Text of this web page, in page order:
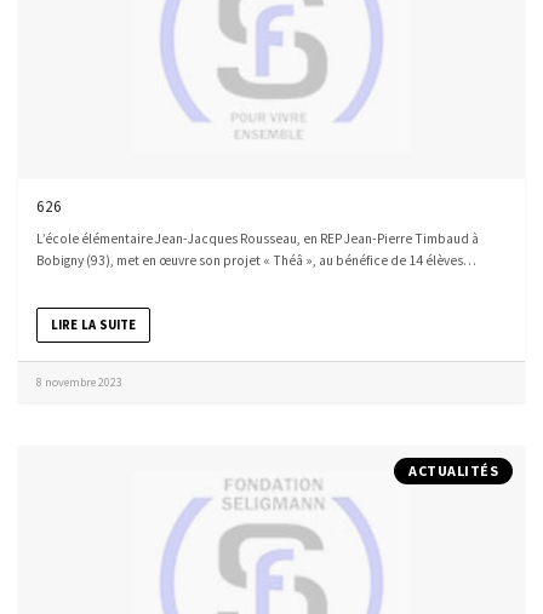
626
L’école élémentaire Jean-Jacques Rousseau, en REP Jean-Pierre Timbaud à
Bobigny (93), met en œuvre son projet « Théâ », au bénéfice de 14 élèves…
LIRE LA SUITE
8 novembre 2023
ACTUALITÉS